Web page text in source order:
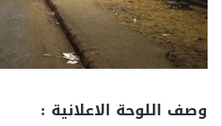
وصف اللوحة الاعلانية :